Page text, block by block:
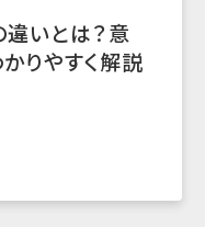
いとは？意
りやすく解説